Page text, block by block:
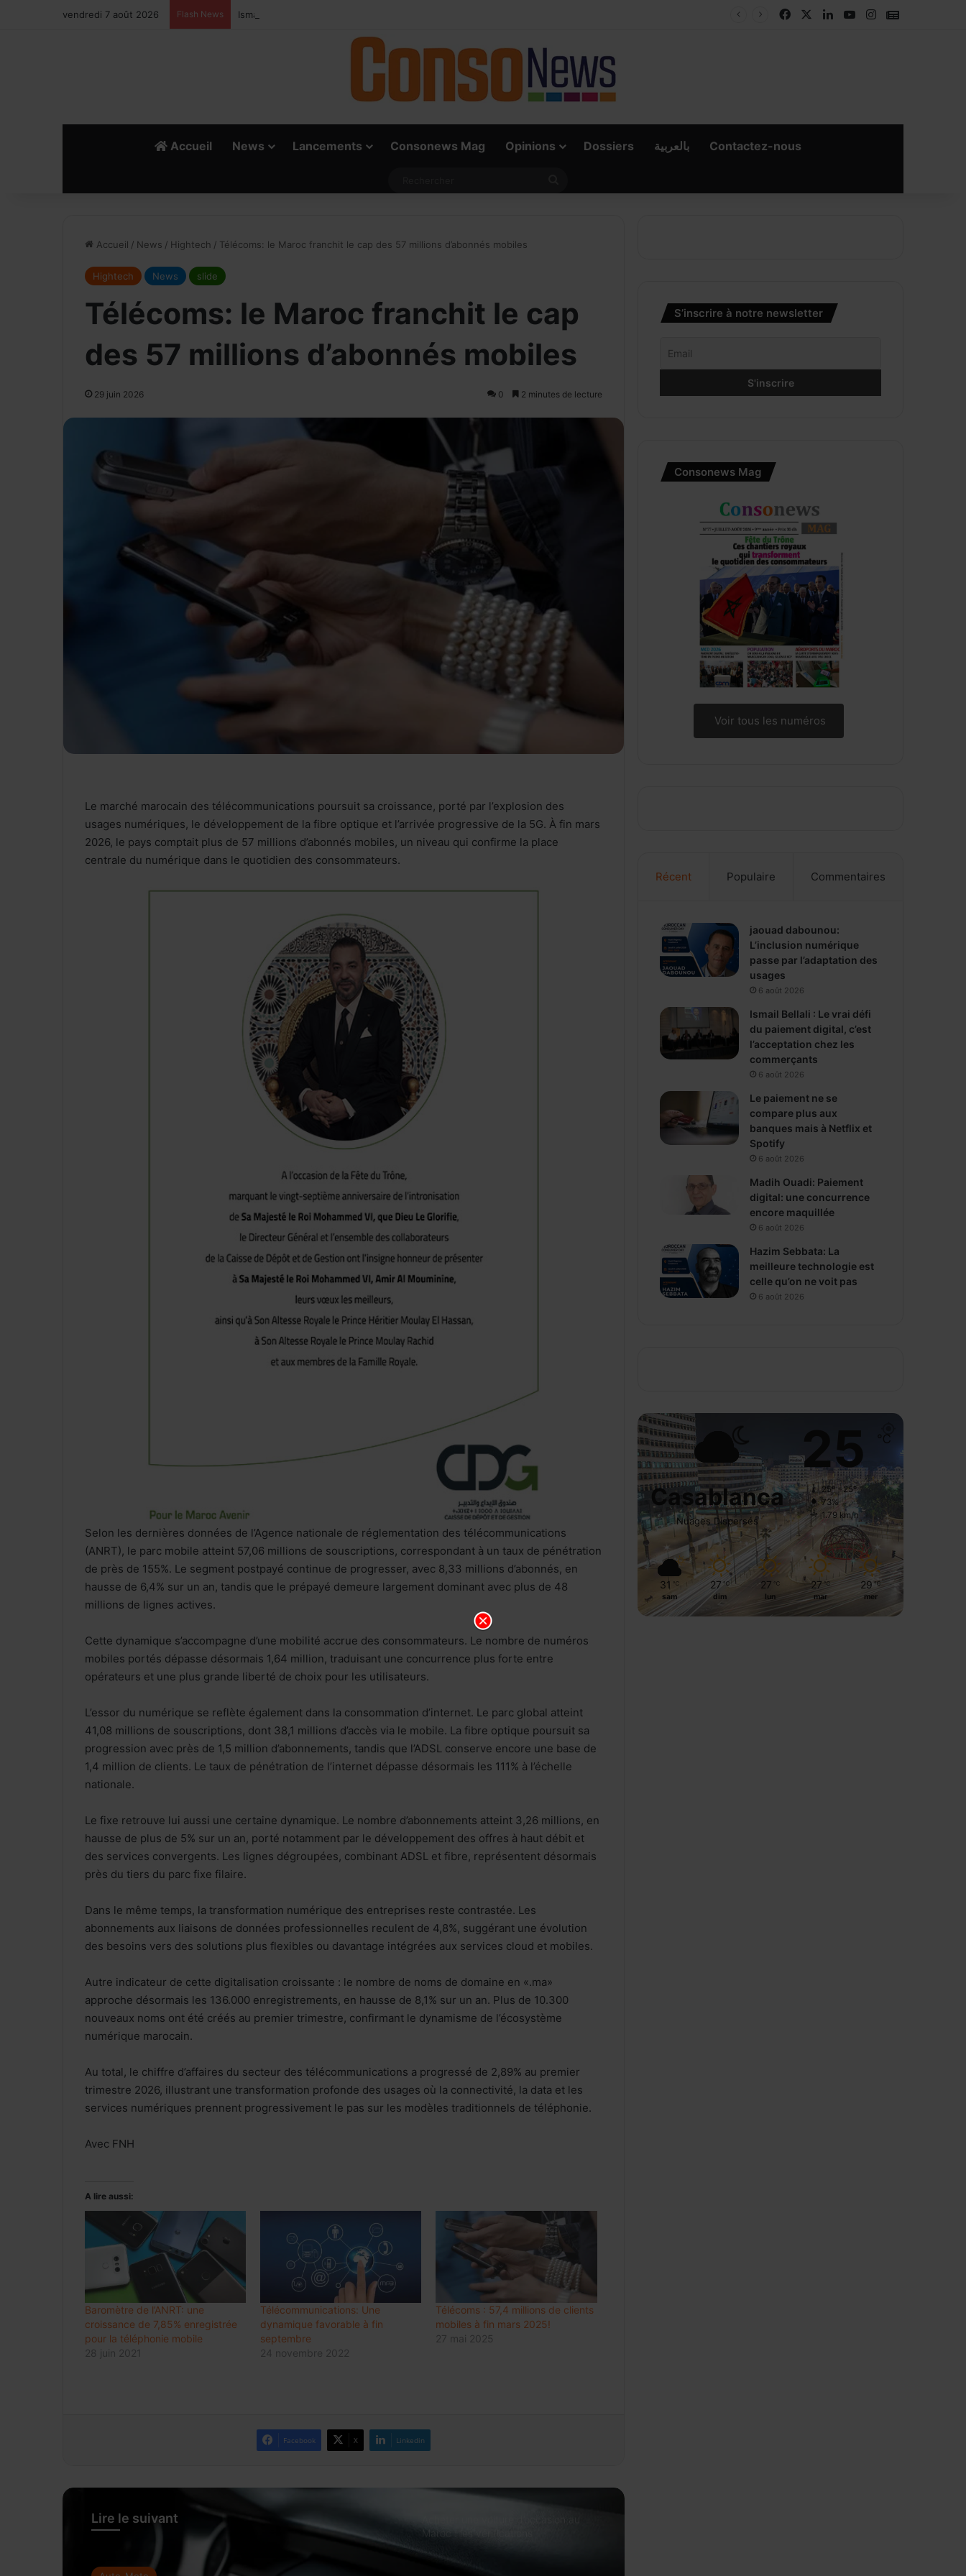
vendredi 7 août 2026 Flash News Ismail Bellali : Le vrai défi du paiement digital, c’est l’acceptation chez les commerçants FacebookLinkedinYouTubeInstagram
Google
Accueil News Lancements Consonews Mag Opinions Dossiers بالعربية Contactez-nous
Accueil / News / Hightech / Télécoms: le Maroc franchit le cap des 57 millions d’abonnés mobiles
Hightech News slide
Télécoms: le Maroc franchit le cap
des 57 millions d’abonnés mobiles
29 juin 2026 0 2 minutes de lecture
Le marché marocain des télécommunications poursuit sa croissance, porté par l’explosion des
usages numériques, le développement de la fibre optique et l’arrivée progressive de la 5G. À fin mars
2026, le pays comptait plus de 57 millions d’abonnés mobiles, un niveau qui confirme la place
centrale du numérique dans le quotidien des consommateurs.
Selon les dernières données de l’Agence nationale de réglementation des télécommunications
(ANRT), le parc mobile atteint 57,06 millions de souscriptions, correspondant à un taux de pénétration
de près de 155%. Le segment postpayé continue de progresser, avec 8,33 millions d’abonnés, en
hausse de 6,4% sur un an, tandis que le prépayé demeure largement dominant avec plus de 48
millions de lignes actives.
Cette dynamique s’accompagne d’une mobilité accrue des consommateurs. Le nombre de numéros
mobiles portés dépasse désormais 1,64 million, traduisant une concurrence plus forte entre
opérateurs et une plus grande liberté de choix pour les utilisateurs.
L’essor du numérique se reflète également dans la consommation d’internet. Le parc global atteint
41,08 millions de souscriptions, dont 38,1 millions d’accès via le mobile. La fibre optique poursuit sa
progression avec près de 1,5 million d’abonnements, tandis que l’ADSL conserve encore une base de
1,4 million de clients. Le taux de pénétration de l’internet dépasse désormais les 111% à l’échelle
nationale.
Le fixe retrouve lui aussi une certaine dynamique. Le nombre d’abonnements atteint 3,26 millions, en
hausse de plus de 5% sur un an, porté notamment par le développement des offres à haut débit et
des services convergents. Les lignes dégroupées, combinant ADSL et fibre, représentent désormais
près du tiers du parc fixe filaire.
Dans le même temps, la transformation numérique des entreprises reste contrastée. Les
abonnements aux liaisons de données professionnelles reculent de 4,8%, suggérant une évolution
des besoins vers des solutions plus flexibles ou davantage intégrées aux services cloud et mobiles.
Autre indicateur de cette digitalisation croissante : le nombre de noms de domaine en «.ma»
approche désormais les 136.000 enregistrements, en hausse de 8,1% sur un an. Plus de 10.300
nouveaux noms ont été créés au premier trimestre, confirmant le dynamisme de l’écosystème
numérique marocain.
Au total, le chiffre d’affaires du secteur des télécommunications a progressé de 2,89% au premier
trimestre 2026, illustrant une transformation profonde des usages où la connectivité, la data et les
services numériques prennent progressivement le pas sur les modèles traditionnels de téléphonie.
Avec FNH
A lire aussi:
Baromètre de l’ANRT: une
croissance de 7,85% enregistrée
pour la téléphonie mobile
28 juin 2021
Télécommunications: Une
dynamique favorable à fin
septembre
24 novembre 2022
Télécoms : 57,4 millions de clients
mobiles à fin mars 2025!
27 mai 2025
Facebook X Linkedin
Lire le suivant
en hausse de 48%
Luxe : les groupes mondiaux
attendent le rebond de la
consommation en Chine
Meknès résilie le contrat de City Bus
et prépare une gestion publique locale
Prix des médicaments: les
Maroc : les vérifications
S’inscrire à notre newsletter
Consonews Mag
Voir tous les numéros
Récent Populaire Commentaires
jaouad dabounou:
L’inclusion numérique
passe par l’adaptation des
usages
6 août 2026
Ismail Bellali : Le vrai défi
du paiement digital, c’est
l’acceptation chez les
commerçants
6 août 2026
Le paiement ne se
compare plus aux
banques mais à Netflix et
Spotify
6 août 2026
Madih Ouadi: Paiement
digital: une concurrence
encore maquillée
6 août 2026
Hazim Sebbata: La
meilleure technologie est
celle qu’on ne voit pas
6 août 2026
Casablanca
Nuages Dispersés
25 ℃
25º - 25º
73%
1.79 km/h
31 ℃
sam
27 ℃
dim
27 ℃
lun
27 ℃
mar
29 ℃
mer